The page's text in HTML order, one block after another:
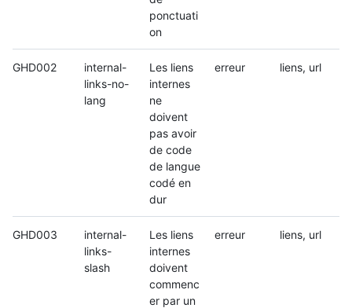
ponctuati
on
GHD002
internal-
links-no-
lang
Les liens
internes
ne
doivent
pas avoir
de code
de langue
codé en
dur
erreur liens, url
GHD003
internal-
links-
slash
Les liens
internes
doivent
commenc
er par un
erreur liens, url